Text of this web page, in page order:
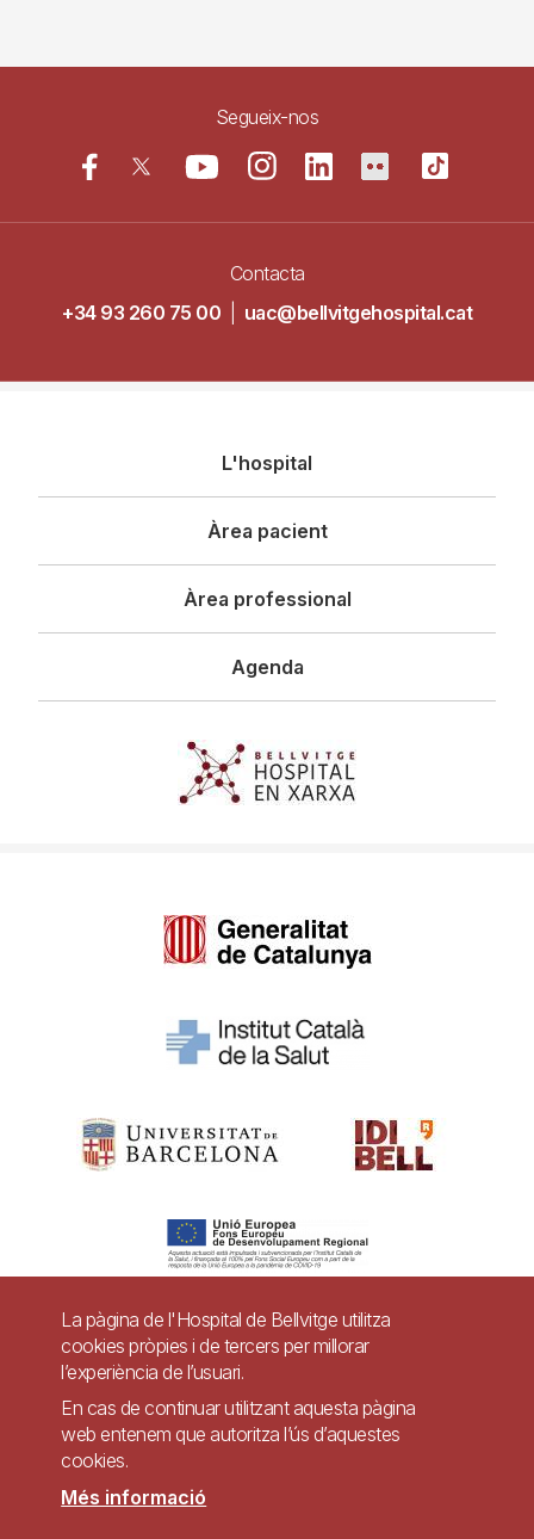
Segueix-nos
Contacta
+34 93 260 75 00
uac@bellvitgehospital.cat
principal
L'hospital
Àrea pacient
Àrea professional
Agenda
Pie
página
Contacte
Accessibilitat Avís legal Ajuda
La pàgina de l'Hospital de Bellvitge utilitza
cookies pròpies i de tercers per millorar
l’experiència de l’usuari.
En cas de continuar utilitzant aquesta pàgina
web entenem que autoritza l’ús d’aquestes
cookies.
Més informació